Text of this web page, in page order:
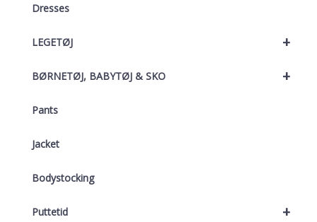
Dresses
+
LEGETØJ
+
BØRNETØJ, BABYTØJ & SKO
Pants
Jacket
Bodystocking
+
Puttetid